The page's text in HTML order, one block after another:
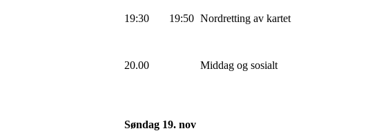
19:30 19:50 Nordretting av kartet
20.00 Middag og sosialt
Søndag 19. nov